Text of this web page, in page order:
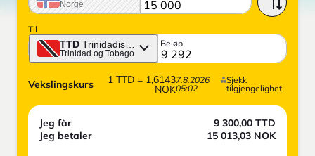
Norge
Til
TTD Trinidadisk dollar
Trinidad og Tobago
Beløp
Vekslingskurs 1TTD = 1,6143
NOK
7.8.2026
05:02
Sjekk
tilgjengelighet
Jeg får 9 300,00 TTD
Jeg betaler
15 013,03 NOK